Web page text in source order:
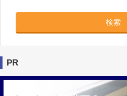
検索
PR